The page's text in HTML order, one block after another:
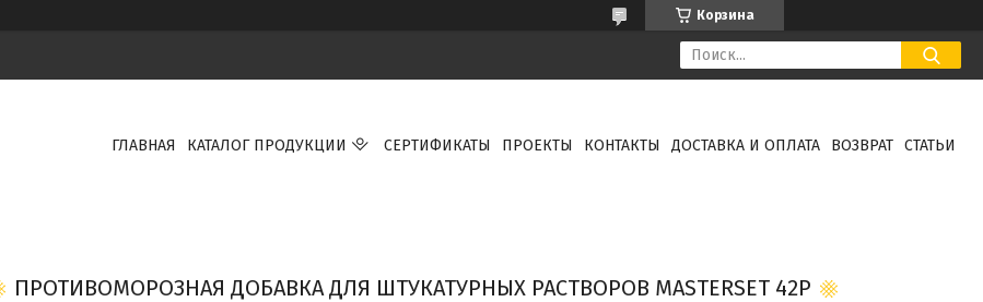
Корзина
ГЛАВНАЯ КАТАЛОГ ПРОДУКЦИИ СЕРТИФИКАТЫ ПРОЕКТЫ КОНТАКТЫ ДОСТАВКА И ОПЛАТА ВОЗВРАТ СТАТЬИ
ПРОТИВОМОРОЗНАЯ ДОБАВКА ДЛЯ ШТУКАТУРНЫХ РАСТВОРОВ MASTERSET 42P